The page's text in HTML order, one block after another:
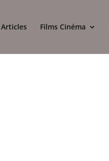
Articles Films Cinéma